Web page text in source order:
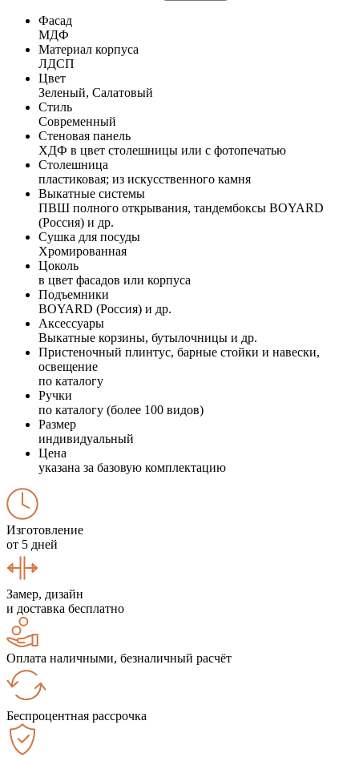
Фасад
МДФ
Материал корпуса
ЛДСП
Цвет
Зеленый, Салатовый
Стиль
Современный
Стеновая панель
ХДФ в цвет столешницы или с фотопечатью
Столешница
пластиковая; из искусственного камня
Выкатные системы
ПВШ полного открывания, тандембоксы BOYARD
(Россия) и др.
Сушка для посуды
Хромированная
Цоколь
в цвет фасадов или корпуса
Подъемники
BOYARD (Россия) и др.
Аксессуары
Выкатные корзины, бутылочницы и др.
Пристеночный плинтус, барные стойки и навески,
освещение
по каталогу
Ручки
по каталогу (более 100 видов)
Размер
индивидуальный
Цена
указана за базовую комплектацию
Изготовление
от 5 дней
Замер, дизайн
и доставка бесплатно
Оплата наличными, безналичный расчёт
Беспроцентная рассрочка